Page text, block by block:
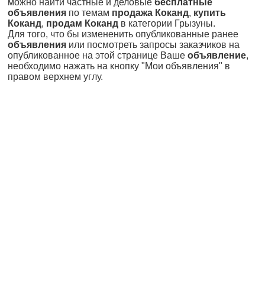
можно найти частные и деловые бесплатные
объявления по темам продажа Коканд, купить
Коканд, продам Коканд в категории Грызуны.
Для того, что бы измененить опубликованные ранее
объявления или посмотреть запросы заказчиков на
опубликованное на этой странице Ваше объявление,
необходимо нажать на кнопку "Мои объявления" в
правом верхнем углу.